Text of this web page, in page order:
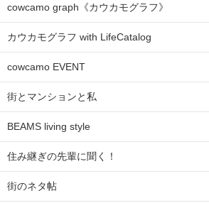
cowcamo graph《カウカモグラフ》
カウカモグラフ with LifeCatalog
cowcamo EVENT
街とマンションと私
BEAMS living style
住み継ぎの先輩に聞く！
街のネタ帖